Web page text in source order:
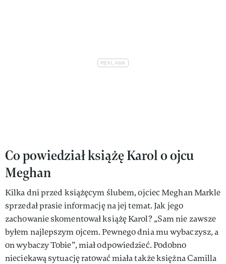
Co powiedział książę Karol o ojcu
Meghan
Kilka dni przed książęcym ślubem, ojciec Meghan Markle
sprzedał prasie informację na jej temat. Jak jego
zachowanie skomentował książę Karol? „Sam nie zawsze
byłem najlepszym ojcem. Pewnego dnia mu wybaczysz, a
on wybaczy Tobie”, miał odpowiedzieć. Podobno
nieciekawą sytuację ratować miała także księżna Camilla